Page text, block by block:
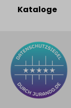
Kataloge